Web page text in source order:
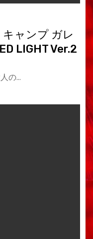
キャンプ ガレ
LIGHT Ver.2
の…